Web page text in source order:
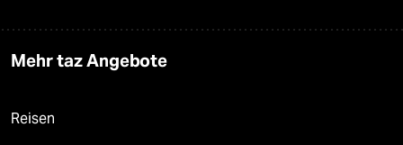
Mehr taz Angebote
Reisen